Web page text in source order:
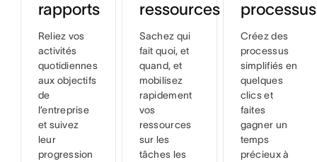
rapports
Reliez vos
activités
quotidiennes
aux objectifs
de
l’entreprise
et suivez
leur
progression
ressources
Sachez qui
fait quoi, et
quand, et
mobilisez
rapidement
vos
ressources
sur les
tâches les
processus
Créez des
processus
simplifiés en
quelques
clics et
faites
gagner un
temps
précieux à